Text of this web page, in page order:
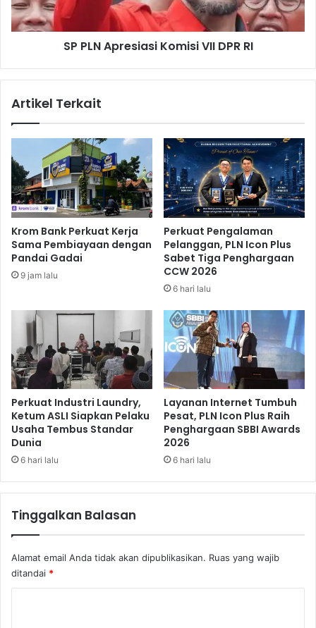
t
e
r
a
s
i
Z
d
J
k
t
a
r
e
i
i
s
i
V
I
D
R
I
SP PLN Apresiasi Komisi VII DPR RI
Artikel Terkait
Krom Bank Perkuat Kerja
Sama Pembiayaan dengan
Pandai Gadai
9 jam lalu
Perkuat Pengalaman
Pelanggan, PLN Icon Plus
Sabet Tiga Penghargaan
CCW 2026
6 hari lalu
Perkuat Industri Laundry,
Ketum ASLI Siapkan Pelaku
Usaha Tembus Standar
Dunia
6 hari lalu
Layanan Internet Tumbuh
Pesat, PLN Icon Plus Raih
Penghargaan SBBI Awards
2026
6 hari lalu
Tinggalkan Balasan
Alamat email Anda tidak akan dipublikasikan. Ruas yang wajib
ditandai *